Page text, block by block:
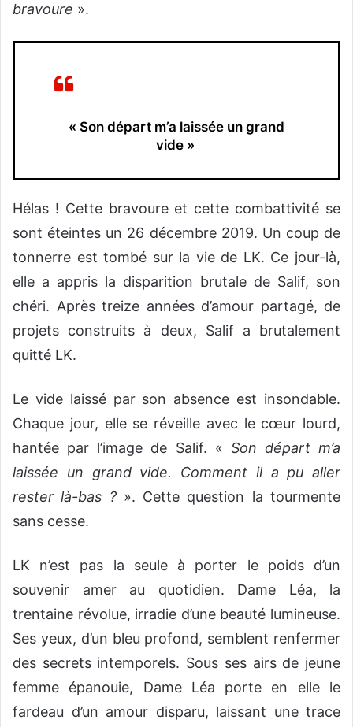
bravoure ».
« Son départ m’a laissée un grand
vide »
Hélas ! Cette bravoure et cette combattivité se
sont éteintes un 26 décembre 2019. Un coup de
tonnerre est tombé sur la vie de LK. Ce jour-là,
elle a appris la disparition brutale de Salif, son
chéri. Après treize années d’amour partagé, de
projets construits à deux, Salif a brutalement
quitté LK.
Le vide laissé par son absence est insondable.
Chaque jour, elle se réveille avec le cœur lourd,
hantée par l’image de Salif. « Son départ m’a
laissée un grand vide. Comment il a pu aller
rester là-bas ?». Cette question la tourmente
sans cesse.
LK n’est pas la seule à porter le poids d’un
souvenir amer au quotidien. Dame Léa, la
trentaine révolue, irradie d’une beauté lumineuse.
Ses yeux, d’un bleu profond, semblent renfermer
des secrets intemporels. Sous ses airs de jeune
femme épanouie, Dame Léa porte en elle le
fardeau d’un amour disparu, laissant une trace